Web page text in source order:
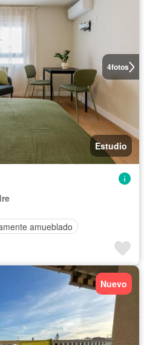
4fotos
Estudio
amueblado
Nuevo